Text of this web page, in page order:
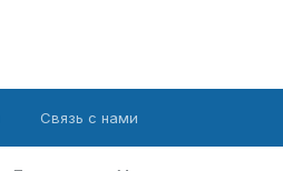
Связь с нами